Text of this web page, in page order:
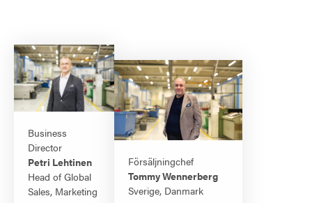
Business
Director
Petri Lehtinen
Head of Global
Sales, Marketing
Försäljningchef
Tommy Wennerberg
Sverige, Danmark